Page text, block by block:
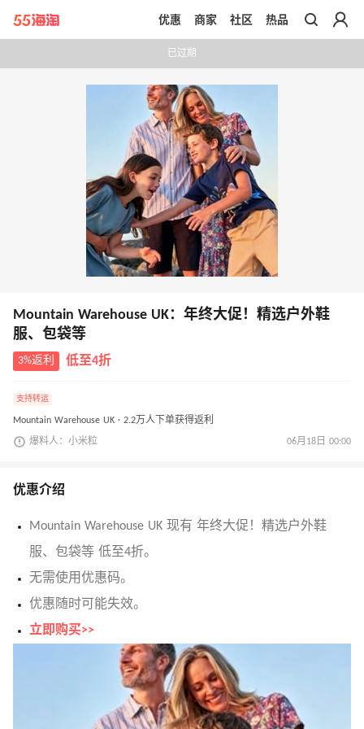
带你去官网买正品
优惠 商家 社区 热品
已过期
Mountain Warehouse UK：年终大促！精选户外鞋
服、包袋等
3%返利 低至4折
支持转运
Mountain Warehouse UK · 2.2万人下单获得返利
爆料人：小米粒 06月18日 00:00
优惠介绍
Mountain Warehouse UK 现有 年终大促！精选户外鞋
服、包袋等 低至4折。
无需使用优惠码。
优惠随时可能失效。
立即购买>>